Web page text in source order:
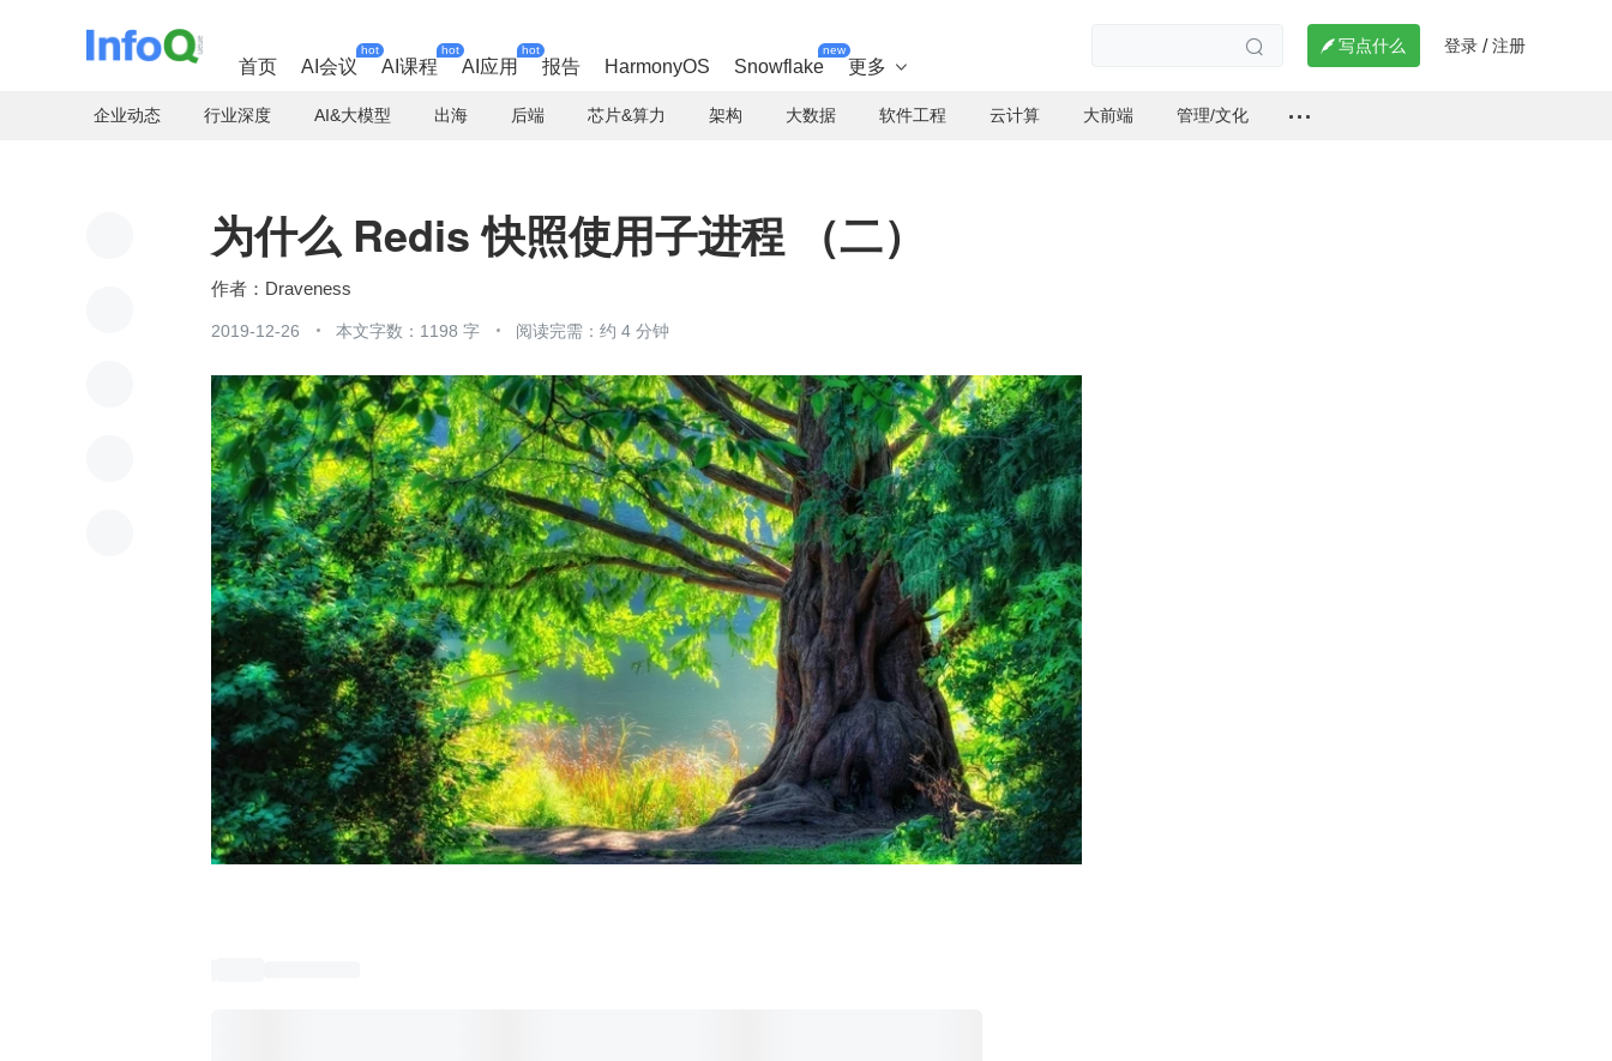
首页 AI会议
hot
AI课程
hot
AI应用
hot
报告 HarmonyOS Snowflake
new
更多 
  写点什么 登录 / 注册
企业动态 行业深度 AI&大模型 出海 后端 芯片&算力 架构 大数据 软件工程 云计算 大前端 管理/文化
为什么 Redis 快照使用子进程 （二）
Draveness
2019-12-26 本文字数：1198 字 阅读完需：约 4 分钟